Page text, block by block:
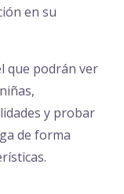
en su
que podrán ver
y probar
de forma